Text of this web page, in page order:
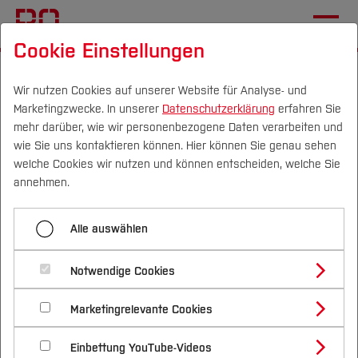
Campus Personen DE|EN Quicklinks
Studium
Studienangebote
Bachelorstudiengänge
Masterstudiengänge
Vor dem Studium
Bewerben & Einschreiben
Bewerbungsportal
Im Studium
Studienbüros und Prüfungen
Nach dem Studium
Forschung & Transfer
Profil
Forschungs- und Transferprofil
Schwerpunkte (FuT)
Beratung & Förderung
Nachhaltigkeit
Nachhaltigkeit studieren
International
SLK Studienzweifel
SLK Studiere ich das Richtige?
Menü aufklappen
SLK Studiere ich das Richtige?
Studiere ich das Richtige?
Selbstlernkurs
Interessant für Studierende, die unsicher mit der
Wahl des Studienfachs sind
Cookie Einstellungen
Wir nutzen Cookies auf unserer Website für Analyse- und
Marketingzwecke. In unserer Datenschutzerklärung erfahren Sie
mehr darüber, wie wir personenbezogene Daten verarbeiten und
wie Sie uns kontaktieren können. Hier können Sie genau sehen
welche Cookies wir nutzen und können entscheiden, welche Sie
annehmen.
Alle auswählen
Notwendige Cookies
Marketingrelevante Cookies
Einbettung YouTube-Videos